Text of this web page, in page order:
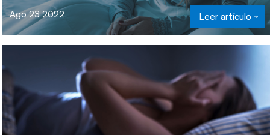
Ago 23 2022 Leer artículo